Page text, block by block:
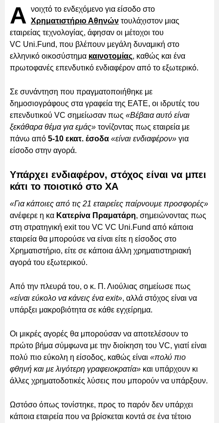
Α νοιχτό το ενδεχόμενο για είσοδο στο
Χρηματιστήριο Αθηνών τουλάχιστον μιας
εταιρείας τεχνολογίας, άφησαν οι μέτοχοι του
VC Uni.Fund, που βλέπουν μεγάλη δυναμική στο
ελληνικό οικοσύστημα καινοτομίας, καθώς και ένα
πρωτοφανές επενδυτικό ενδιαφέρον από το εξωτερικό.
Σε συνάντηση που πραγματοποιήθηκε με
δημοσιογράφους στα γραφεία της ΕΑΤΕ, οι ιδρυτές του
επενδυτικού VC σημείωσαν πως «Βέβαια αυτό είναι
ξεκάθαρα θέμα για εμάς» τονίζοντας πως εταιρεία με
πάνω από 5-10 εκατ. έσοδα «είναι ενδιαφέρον» για
είσοδο στην αγορά.
Υπάρχει ενδιαφέρον, στόχος είναι να μπει
κάτι το ποιοτικό στο ΧΑ
«Για κάποιες από τις 21 εταιρείες παίρνουμε προσφορές»
ανέφερε η κα Κατερίνα Πραματάρη, σημειώνοντας πως
στη στρατηγική exit του VC VC Uni.Fund από κάποια
εταιρεία θα μπορούσε να είναι είτε η είσοδος στο
Χρηματιστήριο, είτε σε κάποια άλλη χρηματιστηριακή
αγορά του εξωτερικού.
Από την πλευρά του, ο κ. Π. Λιούλιας σημείωσε πως
«είναι εύκολο να κάνεις ένα exit», αλλά στόχος είναι να
υπάρξει μακροβιότητα σε κάθε εγχείρημα.
Οι μικρές αγορές θα μπορούσαν να αποτελέσουν το
πρώτο βήμα σύμφωνα με την διοίκηση του VC, γιατί είναι
πολύ πιο εύκολη η είσοδος, καθώς είναι «πολύ πιο
φθηνή και με λιγότερη γραφειοκρατία» και υπάρχουν κι
άλλες χρηματοδοτικές λύσεις που μπορούν να υπάρξουν.
Ωστόσο όπως τονίστηκε, προς το παρόν δεν υπάρχει
κάποια εταιρεία που να βρίσκεται κοντά σε ένα τέτοιο